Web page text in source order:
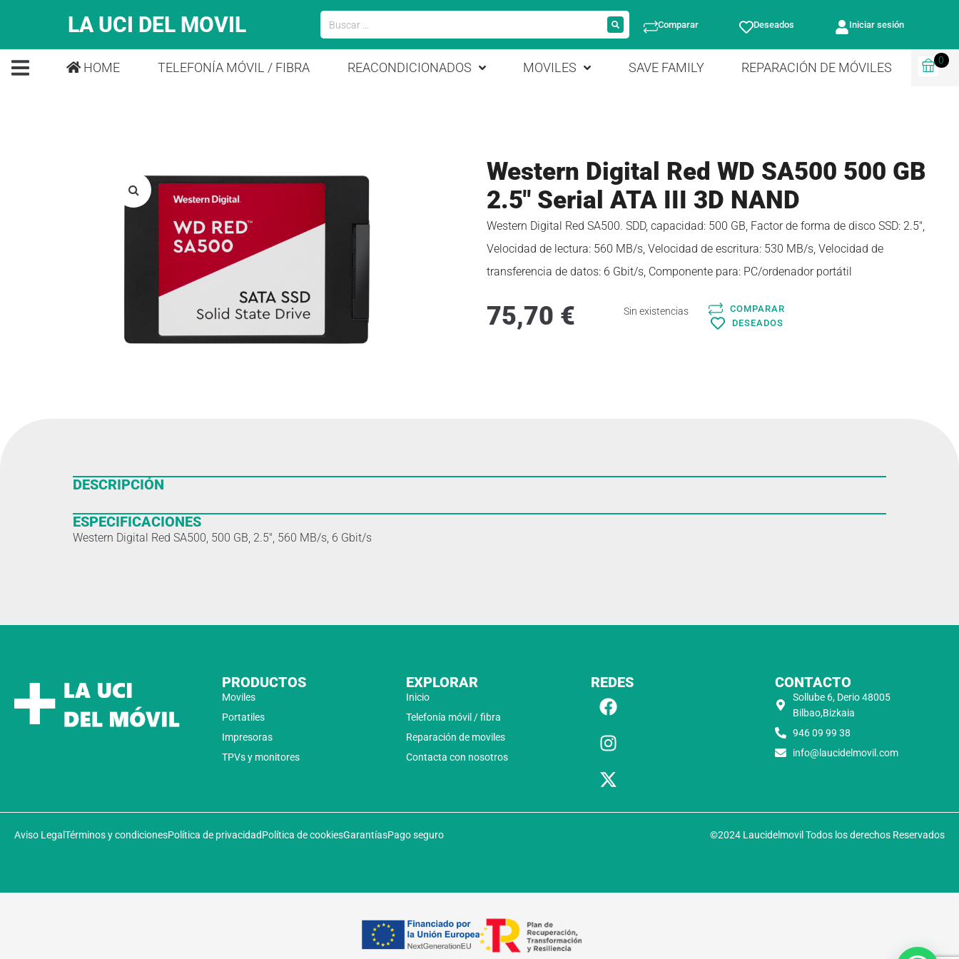
LA UCI DEL MOVIL Comparar Deseados Iniciar sesión
HOME TELEFONÍA MÓVIL / FIBRA REACONDICIONADOS MOVILES SAVE FAMILY REPARACIÓN DE MÓVILES
0
Western Digital Red WD SA500 500 GB
2.5″ Serial ATA III 3D NAND
Western Digital Red SA500. SDD, capacidad: 500 GB, Factor de forma de disco SSD: 2.5″,
Velocidad de lectura: 560 MB/s, Velocidad de escritura: 530 MB/s, Velocidad de
transferencia de datos: 6 Gbit/s, Componente para: PC/ordenador portátil
75,70 € Sin existencias
COMPARAR
DESEADOS
DESCRIPCIÓN
ESPECIFICACIONES
Western Digital Red SA500, 500 GB, 2.5″, 560 MB/s, 6 Gbit/s
PRODUCTOS
Moviles
Portatiles
Impresoras
TPVs y monitores
EXPLORAR
Inicio
Telefonía móvil / fibra
Reparación de moviles
Contacta con nosotros
REDES CONTACTO
Sollube 6, Derio 48005
Bilbao,Bizkaia
946 09 99 38
info@laucidelmovil.com
Aviso Legal Términos y condicionesPolítica de privacidadPolítica de cookiesGarantíasPago seguro ©2024 Laucidelmovil Todos los derechos Reservados